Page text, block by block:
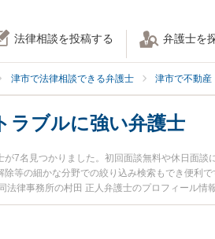
法律相談を投稿する 弁護士を
津市で法律相談できる弁護士 津市で不動産
ラブルに強い弁護士
7名見つかりました。初回面談無料や休日面
等の細かな分野での絞り込み検索もでき便利
律事務所の村田 正人弁護士のプロフィール
弁護士に相談したい』『リバースモーゲージ
市内の弁護士に相談予約したい』などでお困り